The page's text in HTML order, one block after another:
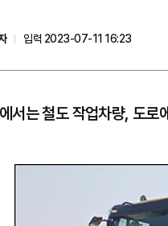
입력 2023-07-11 16:23
서는 철도 작업차량, 도로